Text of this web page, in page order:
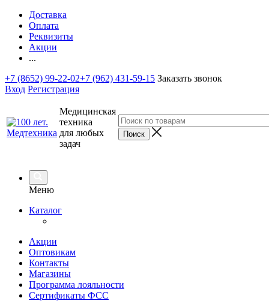
Доставка
Оплата
Реквизиты
Акции
...
+7 (8652) 99-22-02+7 (962) 431-59-15 Заказать звонок
Вход Регистрация
Медицинская
техника
для любых
задач
Меню
Каталог
Акции
Оптовикам
Контакты
Магазины
Программа лояльности
Сертификаты ФСС